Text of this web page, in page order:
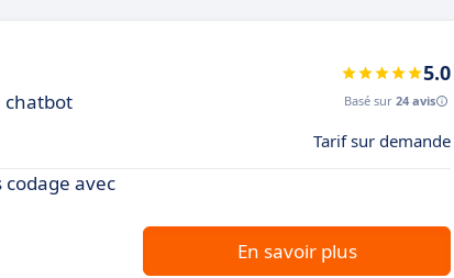
chatbot
5.0
Basé sur 24 avis
Tarif sur demande
avec
En savoir plus